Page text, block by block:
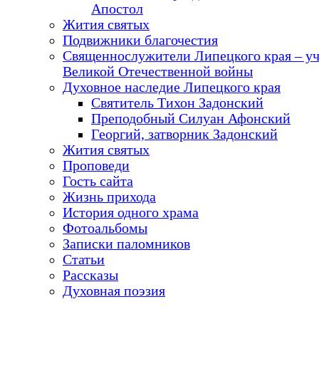
Апостол
Жития святых
Подвижники благочестия
Священнослужители Липецкого края –
Великой Отечественной войны
Духовное наследие Липецкого края
Святитель Тихон Задонский
Преподобный Силуан Афонский
Георгий, затворник Задонский
Жития святых
Проповеди
Гость сайта
Жизнь прихода
История одного храма
Фотоальбомы
Записки паломников
Статьи
Рассказы
Духовная поэзия